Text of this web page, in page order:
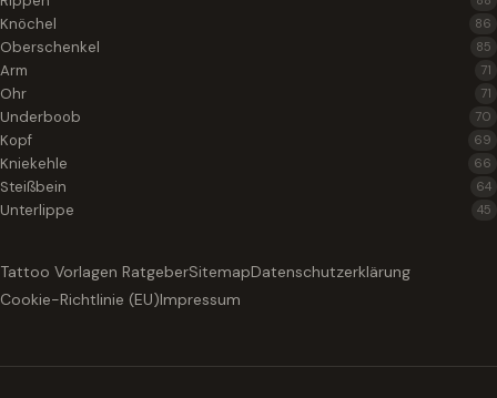
Knöchel 86
Oberschenkel 85
Arm 71
Ohr 71
Underboob 70
Kopf 69
Kniekehle 66
Steißbein 64
Unterlippe 45
Tattoo Vorlagen RatgeberSitemapDatenschutzerklärung
Cookie-Richtlinie (EU)Impressum